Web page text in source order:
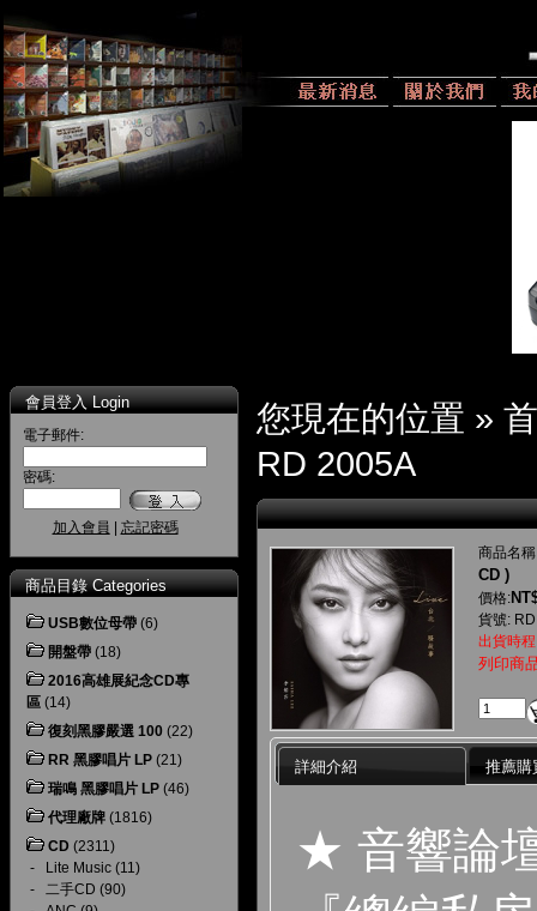
會員登入 Login
電子郵件:
密碼:
加入會員 忘記密碼
商品目錄 Categories
USB數位母帶 (6)
開盤帶 (18)
2016高雄展紀念CD專
區 (14)
復刻黑膠嚴選 100 (22)
RR 黑膠唱片 LP (21)
瑞鳴 黑膠唱片 LP (46)
代理廠牌 (1816)
CD (2311)
-
Lite Music (11)
- 二手CD (90)
您現在的位置 »
RD 2005A
商品名
CD )
價格:
貨號:
出貨時
列印商
詳細介紹 推薦購
★ 音響論